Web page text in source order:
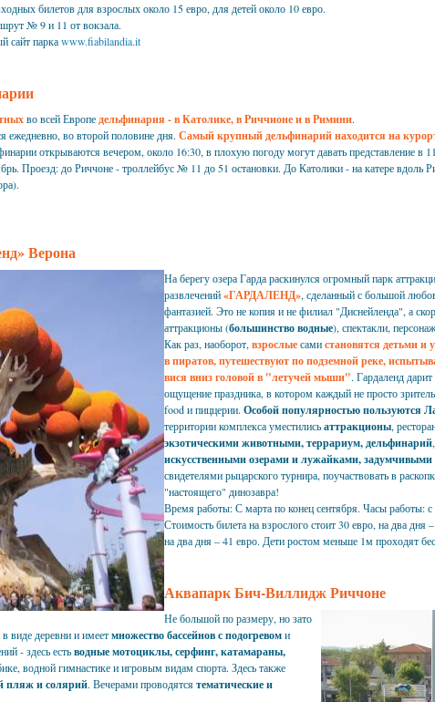
билетов для взрослых около 15 евро, для детей около 10 евро.
№ 9 и 11 от вокзала.
сайт паркаwww.fiabilandia.it
во всей Европедельфинария - в Католике, в Риччионе и в Римини.
ежедневно, во второй половине дня. Самый крупный дельфинарий находится на
открываются вечером, около 16:30, в плохую погоду могут давать представление в
Проезд: до Риччоне - троллейбус № 11 до 51 остановки. До Католики - на катере вдоль
Верона
На берегу озера Гарда раскинулся огромный парк
развлечений«ГАРДАЛЕНД», сделанный с большой
фантазией. Это не копия и не филиал "Диснейленда", а
аттракционы (большинство водные), спектакли,
Как раз, наоборот, взрослыесамистановятся детьми и
в пиратов, путешествуют по подземной реке,
вися вниз головой в "летучей мыши". Гардаленд
ощущение праздника, в котором каждый не просто
food и пиццерии. Особой популярностью пользуются
территории комплекса уместилисьаттракционы,
экзотическими животными, террариум, дельфинарий
искусственными озерами и лужайками,
свидетелями рыцарского турнира, поучаствовать в
"настоящего" динозавра!
Время работы: С марта по конец сентября. Часы работы:
Стоимость билета на взрослого стоит 30 евро, на два
на два дня – 41 евро. Дети ростом меньше 1м проходят
Аквапарк Бич-Виллидж Риччоне
Не большой по размеру, но зато
виде деревни и имеетмножество бассейнов с подогревоми
- здесь естьводные мотоциклы, серфинг, катамараны,
водной гимнастике и игровым видам спорта. Здесь также
пляж и солярий. Вечерами проводятсятематические и